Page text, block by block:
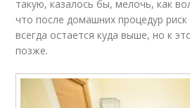
такую, казалось бы, мелочь, как
что после домашних процедур
всегда остается куда выше, но к
позже.